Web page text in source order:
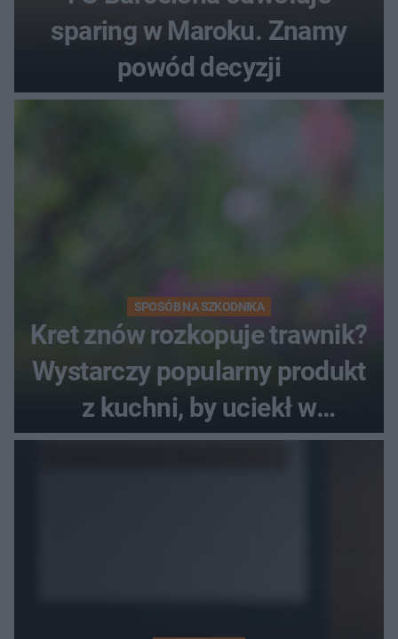
sparing w Maroku. Znamy
powód decyzji
SPOSÓB NA SZKODNIKA
Kret znów rozkopuje trawnik?
Wystarczy popularny produkt
z kuchni, by uciekł w
popłochu